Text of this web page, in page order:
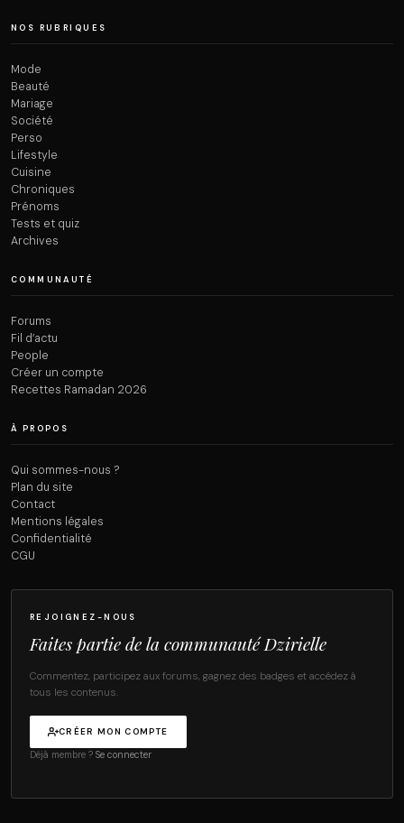
NOS RUBRIQUES
Mode
Beauté
Mariage
Société
Perso
Lifestyle
Cuisine
Chroniques
Prénoms
Tests et quiz
Archives
COMMUNAUTÉ
Forums
Fil d’actu
People
Créer un compte
Recettes Ramadan 2026
À PROPOS
Qui sommes-nous ?
Plan du site
Contact
Mentions légales
Confidentialité
CGU
REJOIGNEZ-NOUS
Faites partie de la communauté Dzirielle
Commentez, participez aux forums, gagnez des badges et accédez à
tous les contenus.
CRÉER MON COMPTE
Déjà membre ? Se connecter